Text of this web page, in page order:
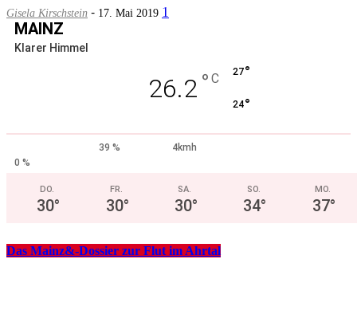
Gisela Kirschstein - 17. Mai 2019 1
MAINZ
Klarer Himmel
26.2 ° C 27°
24°
39 %
4kmh
0 %
DO.
30°
FR.
30°
SA.
30°
SO.
34°
MO.
37°
Das Mainz&-Dossier zur Flut im Ahrtal